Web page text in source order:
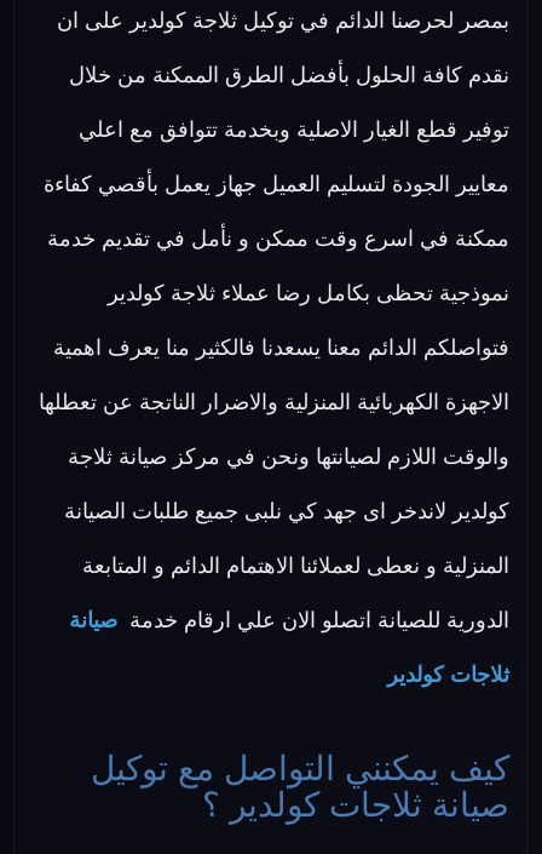
بمصر لحرصنا الدائم في توكيل ثلاجة كولدير على ان
نقدم كافة الحلول بأفضل الطرق الممكنة من خلال
توفير قطع الغيار الاصلية وبخدمة تتوافق مع اعلي
معايير الجودة لتسليم العميل جهاز يعمل بأقصي كفاءة
ممكنة في اسرع وقت ممكن و نأمل في تقديم خدمة
نموذجية تحظى بكامل رضا عملاء ثلاجة كولدير
فتواصلكم الدائم معنا يسعدنا فالكثير منا يعرف اهمية
الاجهزة الكهربائية المنزلية والاضرار الناتجة عن تعطلها
والوقت اللازم لصيانتها ونحن في مركز صيانة ثلاجة
كولدير لاندخر اى جهد كي نلبى جميع طلبات الصيانة
المنزلية و نعطى لعملائنا الاهتمام الدائم و المتابعة
الدورية للصيانة اتصلو الان علي ارقام خدمة صيانة
ثلاجات كولدير
كيف يمكنني التواصل مع توكيل
صيانة ثلاجات كولدير ؟